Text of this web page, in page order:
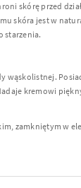
skórę przed
skóra jest w
starzenia.
wąskolistnej.
kremowi
zamkniętym w